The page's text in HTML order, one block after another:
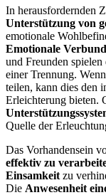
In herausfordernden
Unterstützung von
emotionale
Emotionale
und Freunden
einer Trennung.
teilen, kann dies den
Erleichterung bieten.
Quelle der
Das Vorhandensein
effektiv zu
Einsamkeit zu
Die Anwesenheit